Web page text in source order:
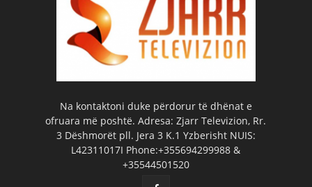
Na kontaktoni duke përdorur të dhënat e
ofruara më poshtë. Adresa: Zjarr Televizion, Rr.
3 Dëshmorët pll. Jera 3 K.1 Yzberisht NUIS:
L42311017I Phone:+355694299988 &
+35544501520